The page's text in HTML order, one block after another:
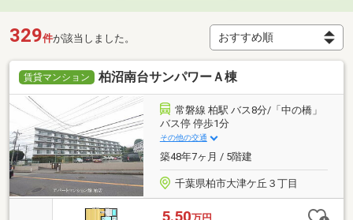
329件が該当しました。
賃貸マンション 柏沼南台サンパワーＡ棟
常磐線 柏駅 バス8分/「中の橋」
バス停 停歩1分
その他の交通
築48年7ヶ月 / 5階建
千葉県柏市大津ケ丘３丁目